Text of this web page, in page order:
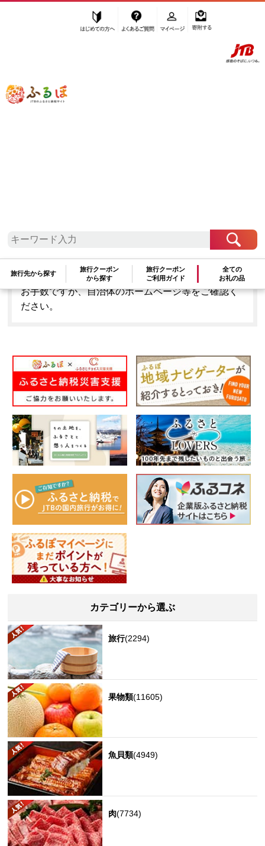
ふるぽ JTBのふるさと納税サイト
旅行先から探す
旅行クーポン
から探す
旅行クーポン
ご利用ガイド
全ての
お礼の品
「大分県日田市」はふるぽからお申込みをすること
はできません。
お手数ですが、自治体のホームページ等をご確認く
ださい。
カテゴリーから選ぶ
旅行(2294)
果物類(11605)
魚貝類(4949)
肉(7734)